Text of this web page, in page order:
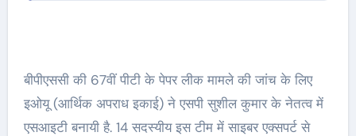
बीपीएससी की 67वीं पीटी के पेपर लीक मामले की जांच के लिए
इओयू (आर्थिक अपराध इकाई) ने एसपी सुशील कुमार के नेतत्व में
एसआइटी बनायी है. 14 सदस्यीय इस टीम में साइबर एक्सपर्ट से